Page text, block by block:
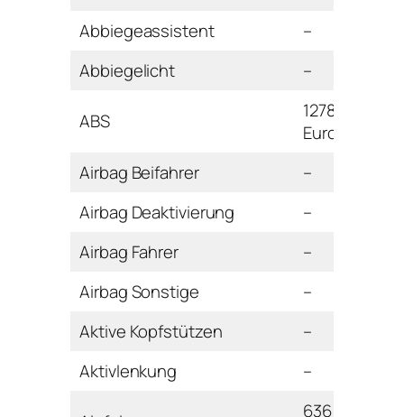
Abbiegeassistent
–
Abbiegelicht
–
ABS
1278
Euro
Airbag Beifahrer
–
Airbag Deaktivierung
–
Airbag Fahrer
–
Airbag Sonstige
–
Aktive Kopfstützen
–
Aktivlenkung
–
636